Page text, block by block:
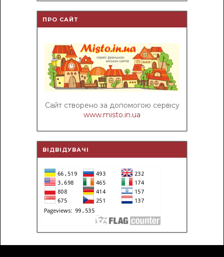
ПРО САЙТ
Сайт створено за допомогою сервісу
www.misto.in.ua
ВІДВІДУВАЧІ